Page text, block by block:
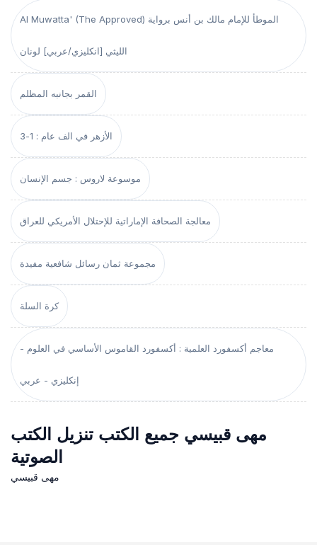
Al Muwatta' (The Approved) الموطأ للإمام مالك بن أنس برواية
الليثي [انكليزي/عربي] لونان
القمر بجانبه المظلم
الأزهر في الف عام : 1-3
موسوعة لاروس : جسم الإنسان
معالجة الصحافة الإماراتية للإحتلال الأمريكي للعراق
مجموعة ثمان رسائل شافعية مفيدة
كرة السلة
معاجم أكسفورد العلمية : أكسفورد القاموس الأساسي في العلوم -
إنكليزي - عربي
مهى قبيسي جميع الكتب تنزيل الكتب
الصوتية
مهى قبيسي